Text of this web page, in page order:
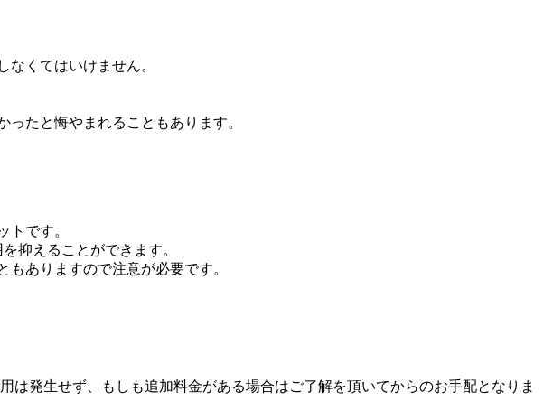
くてはいけません。
たと悔やまれることもあります。
トです。
抑えることができます。
ありますので注意が必要です。
発生せず、もしも追加料金がある場合はご了解を頂いてからのお手配となりま